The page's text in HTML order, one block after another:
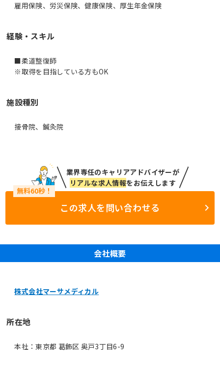
雇用保険、労災保険、健康保険、厚生年金保険
経験・スキル
■柔道整復師
※取得を目指している方もOK
施設種別
接骨院、鍼灸院
業界専任のキャリアアドバイザーが
リアルな求人情報をお伝えします
この求人を問い合わせる
会社概要
株式会社マーサメディカル
所在地
本社：東京都 葛飾区 奥戸3丁目6-9